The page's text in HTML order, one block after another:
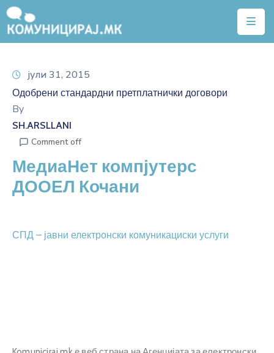
Тарифи
Квалитет
на
услуги
Алатки
Нејонизирачко
Договори
јули 31, 2015
Одобрени стандардни претплатнички договори
By
SH.ARSLLANI
Comment off
МедиаНет компјутерс
ДООЕЛ Кочани
СПД – јавни електронски комуникациски услуги